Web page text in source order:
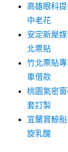
高雄眼科
中老花
安定新屋
北票貼
竹北票貼
車借款
桃園氣密
套訂製
宜蘭賞鯨
旋乳酸